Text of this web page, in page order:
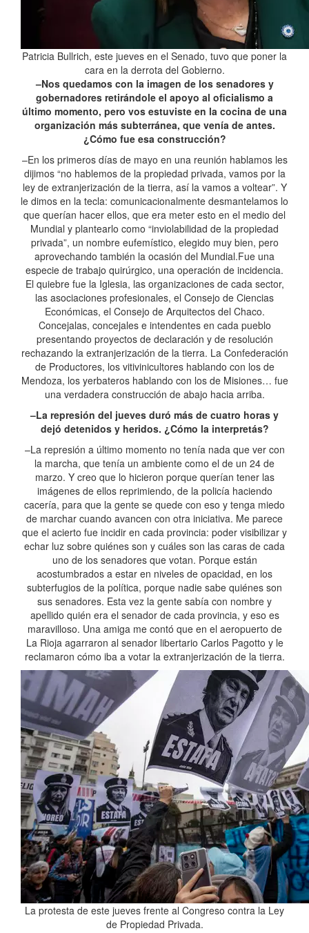
Patricia Bullrich, este jueves en el Senado, tuvo que poner la
cara en la derrota del Gobierno.
–Nos quedamos con la imagen de los senadores y
gobernadores retirándole el apoyo al oficialismo a
último momento, pero vos estuviste en la cocina de una
organización más subterránea, que venía de antes.
¿Cómo fue esa construcción?
–En los primeros días de mayo en una reunión hablamos les
dijimos “no hablemos de la propiedad privada, vamos por la
ley de extranjerización de la tierra, así la vamos a voltear”. Y
le dimos en la tecla: comunicacionalmente desmantelamos lo
que querían hacer ellos, que era meter esto en el medio del
Mundial y plantearlo como “inviolabilidad de la propiedad
privada”, un nombre eufemístico, elegido muy bien, pero
aprovechando también la ocasión del Mundial.Fue una
especie de trabajo quirúrgico, una operación de incidencia.
El quiebre fue la Iglesia, las organizaciones de cada sector,
las asociaciones profesionales, el Consejo de Ciencias
Económicas, el Consejo de Arquitectos del Chaco.
Concejalas, concejales e intendentes en cada pueblo
presentando proyectos de declaración y de resolución
rechazando la extranjerización de la tierra. La Confederación
de Productores, los vitivinicultores hablando con los de
Mendoza, los yerbateros hablando con los de Misiones… fue
una verdadera construcción de abajo hacia arriba.
–La represión del jueves duró más de cuatro horas y
dejó detenidos y heridos. ¿Cómo la interpretás?
–La represión a último momento no tenía nada que ver con
la marcha, que tenía un ambiente como el de un 24 de
marzo. Y creo que lo hicieron porque querían tener las
imágenes de ellos reprimiendo, de la policía haciendo
cacería, para que la gente se quede con eso y tenga miedo
de marchar cuando avancen con otra iniciativa. Me parece
que el acierto fue incidir en cada provincia: poder visibilizar y
echar luz sobre quiénes son y cuáles son las caras de cada
uno de los senadores que votan. Porque están
acostumbrados a estar en niveles de opacidad, en los
subterfugios de la política, porque nadie sabe quiénes son
sus senadores. Esta vez la gente sabía con nombre y
apellido quién era el senador de cada provincia, y eso es
maravilloso. Una amiga me contó que en el aeropuerto de
La Rioja agarraron al senador libertario Carlos Pagotto y le
reclamaron cómo iba a votar la extranjerización de la tierra.
La protesta de este jueves frente al Congreso contra la Ley
de Propiedad Privada.